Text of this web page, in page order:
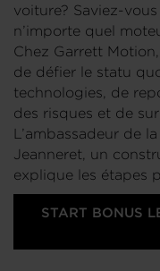
voiture? Saviez-
n’importe quel
Chez Garrett
de défier le statu
technologies, de
des risques et de
L’ambassadeur de
Jeanneret, un
explique les étapes
START BONUS